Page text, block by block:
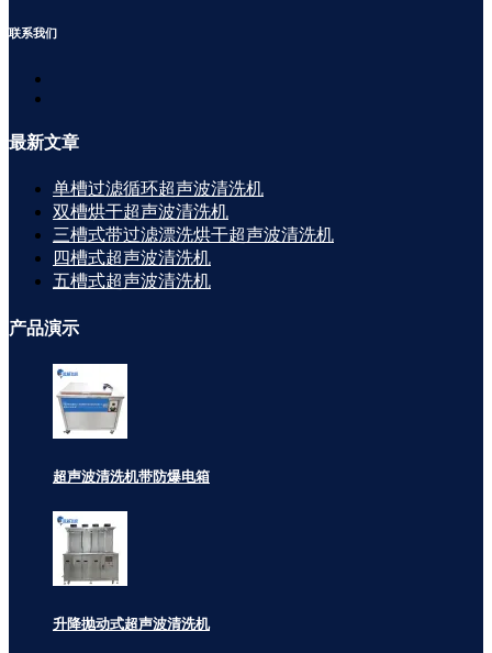
联系我们
最新文章
单槽过滤循环超声波清洗机
双槽烘干超声波清洗机
三槽式带过滤漂洗烘干超声波清洗机
四槽式超声波清洗机
五槽式超声波清洗机
产品演示
超声波清洗机带防爆电箱
升降抛动式超声波清洗机